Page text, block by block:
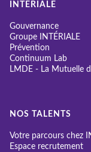
INTÉRIALE
Gouvernance
Groupe INTÉRIALE
Prévention
Continuum Lab
LMDE - La Mutuelle
NOS TALENTS
Votre parcours chez
Espace recrutement